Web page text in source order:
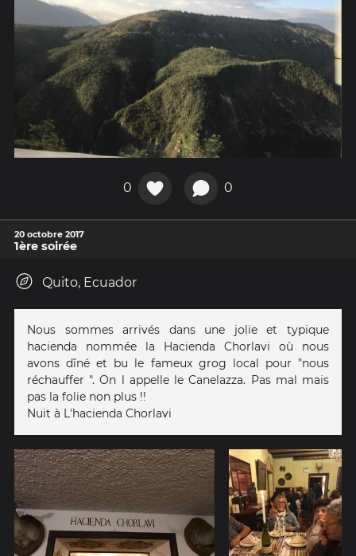
0 0
20 octobre 2017
1ère soirée
Quito, Ecuador
Nous sommes arrivés dans une jolie et typique
hacienda nommée la Hacienda Chorlavi où nous
avons dîné et bu le fameux grog local pour "nous
réchauffer ". On l appelle le Canelazza. Pas mal mais
pas la folie non plus !!
Nuit à L'hacienda Chorlavi